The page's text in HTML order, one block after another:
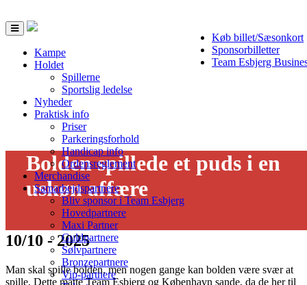
Køb billet/Sæsonkort
Sponsorbilletter
Team Esbjerg
Toggle
navigation
Kampe
Holdet
Spillerne
Sportslig ledelse
Nyheder
Praktisk info
Priser
Parkeringsforhold
Handicap info
Ordensreglement
Merchandise
Samarbejdspartnere
Bliv sponsor i Team Esbjerg
Hovedpartnere
Maxi Partner
Guldpartnere
Sølvpartnere
Bronzepartnere
Vip-partnere
Bolden spillede et puds i en
uskøn affære
10/10 - 2025
Man skal spille bolden, men nogen gange kan bolden være svær at
spille. Dette måtte Team Esbjerg og København sande, da de her til